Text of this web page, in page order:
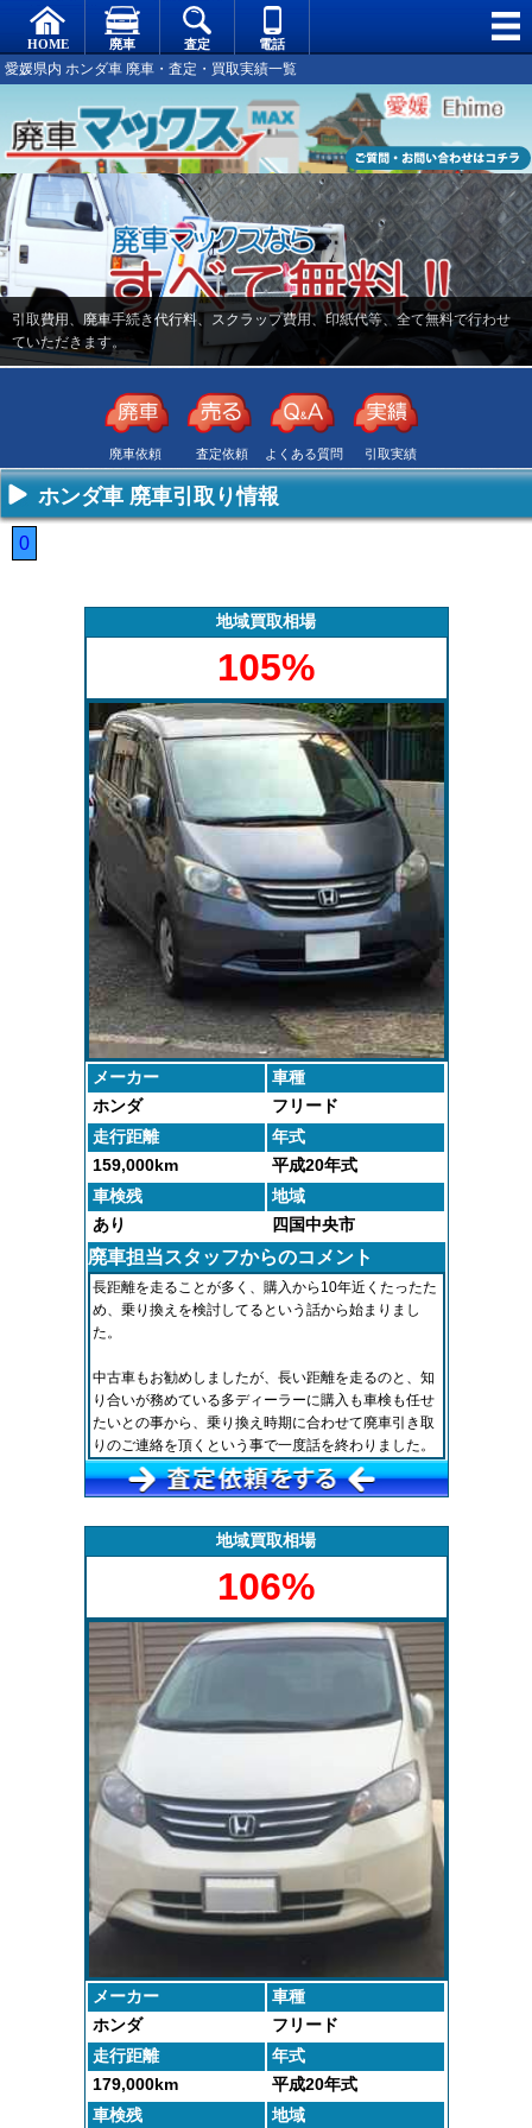
愛媛県内 ホンダ車 廃車・査定・買取実績一覧
引取費用、廃車手続き代行料、スクラップ費用、印紙代等、全て無料で行わせ
ていただきます。
廃車依頼
不要になった
車の廃車手続
査定依頼
専門スタッフ
がしっかりと
よくある質問
廃車全般に関
するよくある
引取実績
た車や下取り
ホンダ車 廃車引取り情報
0
地域買取相場
105%
メーカー
車種
ホンダ
フリード
走行距離
年式
159,000km
平成20年式
車検残
地域
あり
四国中央市
廃車担当スタッフからのコメント
長距離を走ることが多く、購入から10年近くたったた
め、乗り換えを検討してるという話から始まりまし
た。
中古車もお勧めしましたが、長い距離を走るのと、知
り合いが務めている多ディーラーに購入も車検も任せ
たいとの事から、乗り換え時期に合わせて廃車引き取
りのご連絡を頂くという事で一度話を終わりました。
3か月後に乗り換える旨の連絡を頂き納車日も確定し
時間が空きましたがスムーズに話が進んだため、お客
様にも喜んでいただきました。
地域買取相場
106%
メーカー
車種
ホンダ
フリード
走行距離
年式
179,000km
平成20年式
車検残
地域